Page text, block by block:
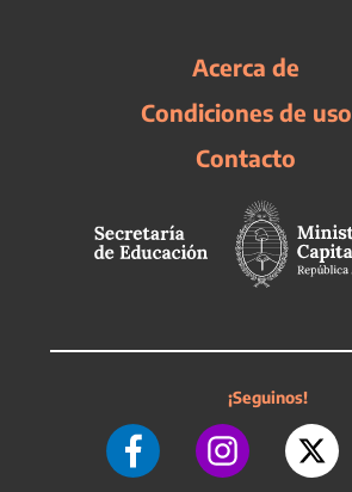
Acerca de
Condiciones de uso
Contacto
¡Seguinos!